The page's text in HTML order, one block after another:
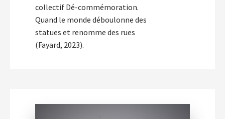
collectif Dé-commémoration.
Quand le monde déboulonne des
statues et renomme des rues
(Fayard, 2023).